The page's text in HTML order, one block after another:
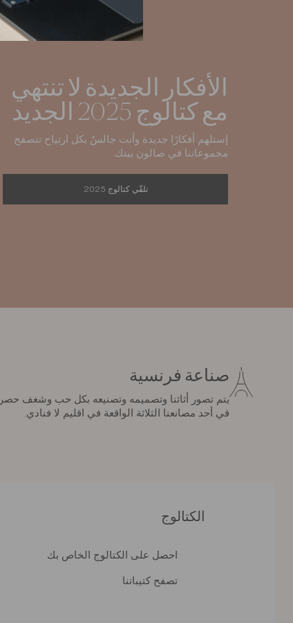
الأفكار الجديدة لا تنتهي
مع كتالوج 2025 الجديد
إستلهم أفكارًا جديدة وأنت جالسٌ بكل ارتياح تتصفح
مجموعاتنا في صالون بيتك.
تلقّي كتالوج 2025
صناعة فرنسية
يتم تصور أثاثنا وتصميمه وتصنيعه بكل حب وشغف حصرا
في أحد مصانعنا الثلاثة الواقعة في اقليم لا فنادي.
الكتالوج
احصل على الكتالوج الخاص بك
تصفح كتيباتنا